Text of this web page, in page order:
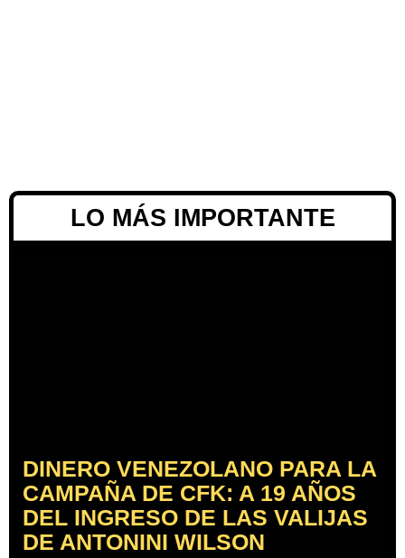
LO MÁS IMPORTANTE
DINERO VENEZOLANO PARA LA
CAMPAÑA DE CFK: A 19 AÑOS
DEL INGRESO DE LAS VALIJAS
DE ANTONINI WILSON